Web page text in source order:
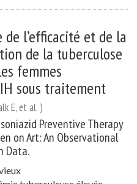
l’efficacité et de la
de la tuberculose
femmes
sous traitement
E, et al. )
Preventive Therapy
on Art: An Observational
Data.